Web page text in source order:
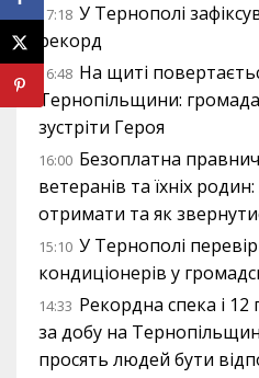
17:18 У Тернополі
рекорд
16:48 На щиті
Тернопільщини:
зустріти Героя
16:00 Безоплатна
ветеранів та їхніх
отримати та як
15:10 У Тернополі
кондиціонерів у
14:33 Рекордна спека і
за добу на
просять людей бути